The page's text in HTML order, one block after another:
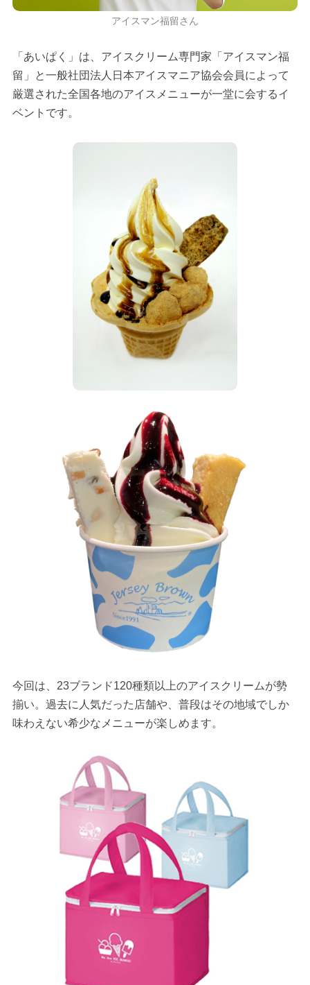
アイスマン福留さん
「あいぱく」は、アイスクリーム専門家「アイスマン福
留」と一般社団法人日本アイスマニア協会会員によって
厳選された全国各地のアイスメニューが一堂に会するイ
ベントです。
今回は、23ブランド120種類以上のアイスクリームが勢
揃い。過去に人気だった店舗や、普段はその地域でしか
味わえない希少なメニューが楽しめます。